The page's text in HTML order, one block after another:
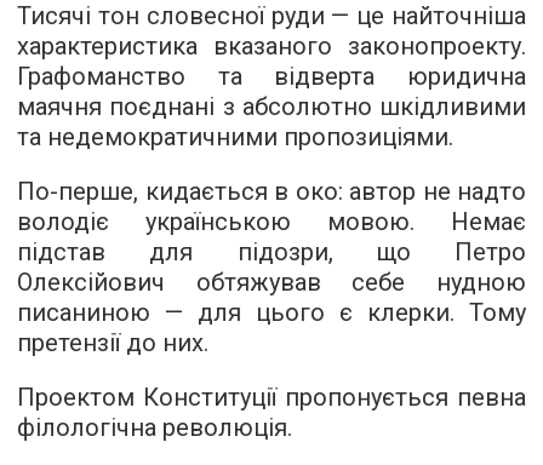
Тисячі тон словесної руди — це найточніша
характеристика вказаного законопроекту.
Графоманство та відверта юридична
маячня поєднані з абсолютно шкідливими
та недемократичними пропозиціями.
По-перше, кидається в око: автор не надто
володіє українською мовою. Немає
підстав для підозри, що Петро
Олексійович обтяжував себе нудною
писаниною — для цього є клерки. Тому
претензії до них.
Проектом Конституції пропонується певна
філологічна революція.